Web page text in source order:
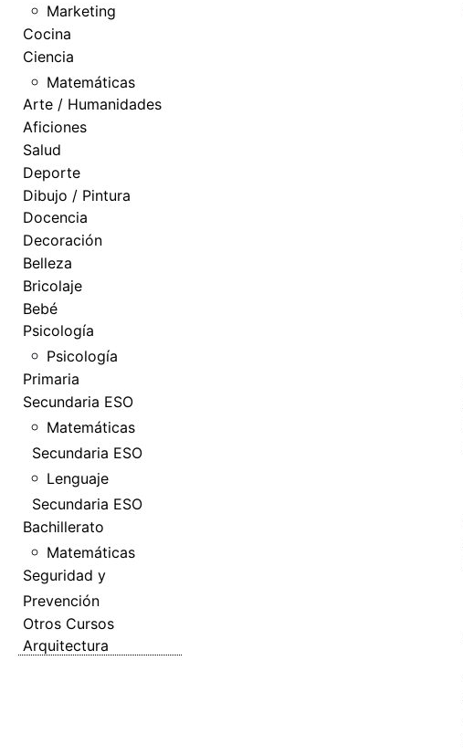
Marketing
Cocina
Ciencia
Matemáticas
Arte / Humanidades
Aficiones
Salud
Deporte
Dibujo / Pintura
Docencia
Decoración
Belleza
Bricolaje
Bebé
Psicología
Psicología
Primaria
Secundaria ESO
Matemáticas
Secundaria ESO
Lenguaje
Secundaria ESO
Bachillerato
Matemáticas
Seguridad y
Prevención
Otros Cursos
Arquitectura